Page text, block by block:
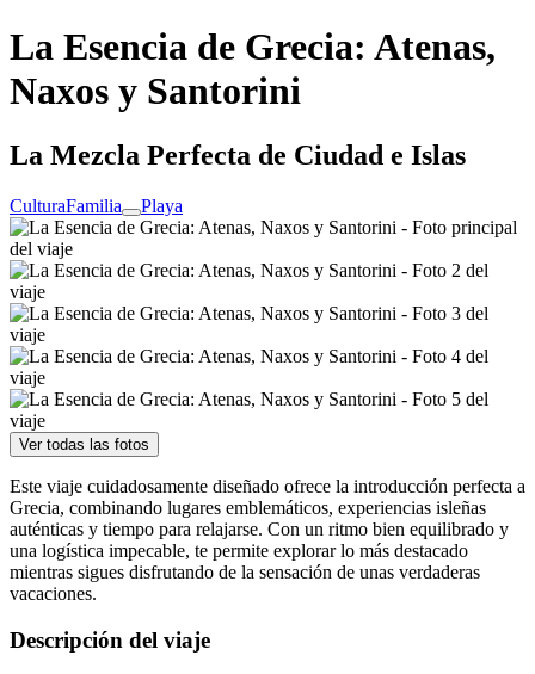
La Esencia de Grecia: Atenas,
Naxos y Santorini
La Mezcla Perfecta de Ciudad e Islas
CulturaFamilia Playa
Ver todas las fotos
Este viaje cuidadosamente diseñado ofrece la introducción perfecta a
Grecia, combinando lugares emblemáticos, experiencias isleñas
auténticas y tiempo para relajarse. Con un ritmo bien equilibrado y
una logística impecable, te permite explorar lo más destacado
mientras sigues disfrutando de la sensación de unas verdaderas
vacaciones.
Descripción del viaje